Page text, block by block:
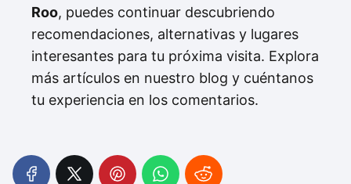
Roo, puedes continuar descubriendo
recomendaciones, alternativas y lugares
interesantes para tu próxima visita. Explora
más artículos en nuestro blog y cuéntanos
tu experiencia en los comentarios.